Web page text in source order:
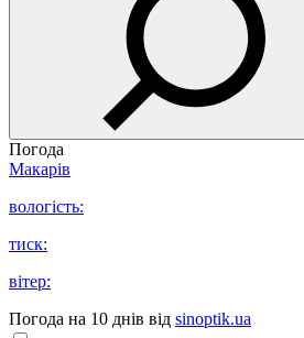
Погода
Макарів
вологість:
тиск:
вітер:
Погода на 10 днів від sinoptik.ua